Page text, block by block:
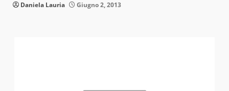
Daniela Lauria Giugno 2, 2013